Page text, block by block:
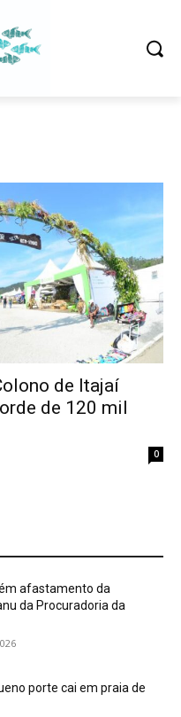
de Itajaí
de 120 mil
0
afastamento da
da Procuradoria da
porte cai em praia de